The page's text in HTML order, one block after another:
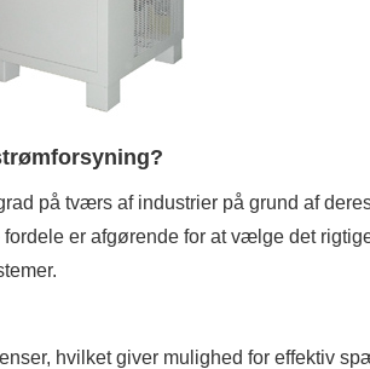
på tværs af industrier på grund af
er afgørende for at vælge det
hvilket giver mulighed for effektiv